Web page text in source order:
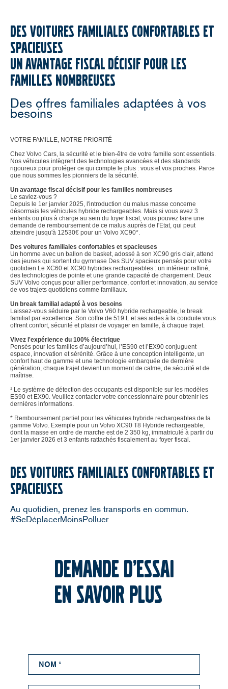
DES VOITURES FAMILIALES CONFORTABLES ET
SPACIEUSES
UN AVANTAGE FISCAL DÉCISIF POUR LES
FAMILLES NOMBREUSES
Des offres familiales adaptées à vos
besoins
VOTRE FAMILLE, NOTRE PRIORITÉ
Chez Volvo Cars, la sécurité et le bien-être de votre famille sont essentiels.
Nos véhicules intègrent des technologies avancées et des standards
rigoureux pour protéger ce qui compte le plus : vous et vos proches. Parce
que nous sommes les pionniers de la sécurité.
Un avantage fiscal décisif pour les familles nombreuses
Le saviez-vous ?
Depuis le 1er janvier 2025, l'introduction du malus masse concerne
désormais les véhicules hybride rechargeables. Mais si vous avez 3
enfants ou plus à charge au sein du foyer fiscal, vous pouvez faire une
demande de remboursement de ce malus auprès de l'Etat, qui peut
atteindre jusqu'à 12530€ pour un Volvo XC90*.
Des voitures familiales confortables et spacieuses
Un homme avec un ballon de basket, adossé à son XC90 gris clair, attend
des jeunes qui sortent du gymnase Des SUV spacieux pensés pour votre
quotidien Le XC60 et XC90 hybrides rechargeables : un intérieur raffiné,
des technologies de pointe et une grande capacité de chargement. Deux
SUV Volvo conçus pour allier performance, confort et innovation, au service
de vos trajets quotidiens comme familiaux.
Un break familial adapté à vos besoins
Laissez-vous séduire par le Volvo V60 hybride rechargeable, le break
familial par excellence. Son coffre de 519 L et ses aides à la conduite vous
offrent confort, sécurité et plaisir de voyager en famille, à chaque trajet.
Vivez l'expérience du 100% électrique
Pensés pour les familles d’aujourd’hui, l’ES90 et l’EX90 conjuguent
espace, innovation et sérénité. Grâce à une conception intelligente, un
confort haut de gamme et une technologie embarquée de dernière
génération, chaque trajet devient un moment de calme, de sécurité et de
maîtrise.
¹ Le système de détection des occupants est disponible sur les modèles
ES90 et EX90. Veuillez contacter votre concessionnaire pour obtenir les
dernières informations.
* Remboursement partiel pour les véhicules hybride rechargeables de la
gamme Volvo. Exemple pour un Volvo XC90 T8 Hybride rechargeable,
dont la masse en ordre de marche est de 2 350 kg, immatriculé à partir du
1er janvier 2026 et 3 enfants rattachés fiscalement au foyer fiscal.
DES VOITURES FAMILIALES CONFORTABLES ET
SPACIEUSES
Au quotidien, prenez les transports en commun.
#SeDéplacerMoinsPolluer
DEMANDE D’ESSAI
EN SAVOIR PLUS